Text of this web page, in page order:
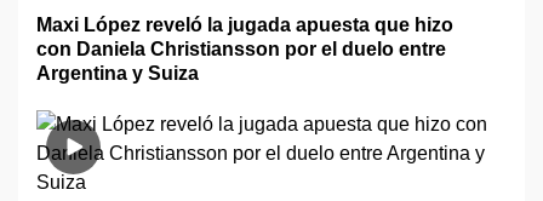
Maxi López reveló la jugada apuesta que hizo
con Daniela Christiansson por el duelo entre
Argentina y Suiza